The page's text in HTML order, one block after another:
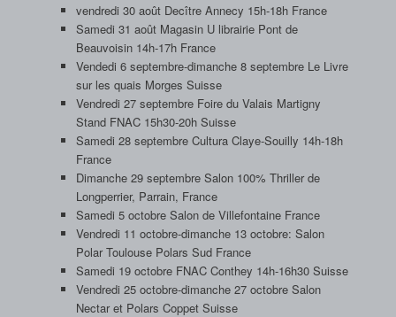
vendredi 30 août Decître Annecy 15h-18h France
Samedi 31 août Magasin U librairie Pont de
Beauvoisin 14h-17h France
Vendedi 6 septembre-dimanche 8 septembre Le Livre
sur les quais Morges Suisse
Vendredi 27 septembre Foire du Valais Martigny
Stand FNAC 15h30-20h Suisse
Samedi 28 septembre Cultura Claye-Souilly 14h-18h
France
Dimanche 29 septembre Salon 100% Thriller de
Longperrier, Parrain, France
Samedi 5 octobre Salon de Villefontaine France
Vendredi 11 octobre-dimanche 13 octobre: Salon
Polar Toulouse Polars Sud France
Samedi 19 octobre FNAC Conthey 14h-16h30 Suisse
Vendredi 25 octobre-dimanche 27 octobre Salon
Nectar et Polars Coppet Suisse